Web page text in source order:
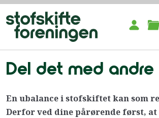
Del det med andre
En ubalance i stofskiftet kan som
Derfor ved dine pårørende først,